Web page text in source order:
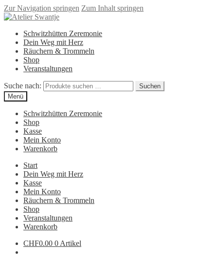
Zur Navigation springen Zum Inhalt springen
Schwitzhütten Zeremonie
Dein Weg mit Herz
Räuchern & Trommeln
Shop
Veranstaltungen
Suche nach:
Suchen
Menü
Schwitzhütten Zeremonie
Shop
Kasse
Mein Konto
Warenkorb
Start
Dein Weg mit Herz
Kasse
Mein Konto
Räuchern & Trommeln
Shop
Veranstaltungen
Warenkorb
CHF0.00 0 Artikel